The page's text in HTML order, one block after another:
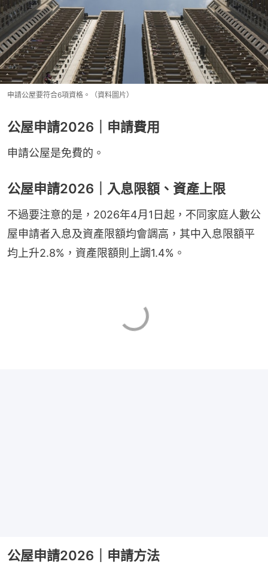
申請公屋要符合6項資格。（資料圖片）
公屋申請2026｜申請費用
申請公屋是免費的。
公屋申請2026｜入息限額、資產上限
不過要注意的是，2026年4月1日起，不同家庭人數公
屋申請者入息及資產限額均會調高，其中入息限額平
均上升2.8%，資產限額則上調1.4%。
公屋申請2026｜申請方法